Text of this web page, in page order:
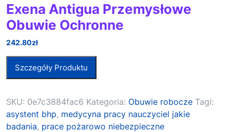
Exena Antigua Przemysłowe
Obuwie Ochronne
242.80zł
Szczegóły Produktu
SKU: 0e7c3884fac6 Kategoria: Obuwie robocze Tagi:
asystent bhp, medycyna pracy nauczyciel jakie
badania, prace pożarowo niebezpieczne